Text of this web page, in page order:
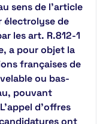
sens de l’article
électrolyse de
les art. R.812-1
a pour objet la
françaises de
ou bas-
pouvant
d'offres
ont